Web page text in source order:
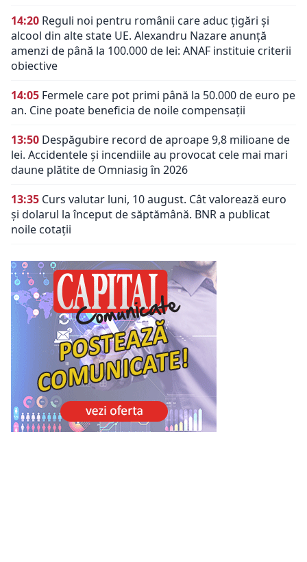
14:20 Reguli noi pentru românii care aduc țigări și
alcool din alte state UE. Alexandru Nazare anunță
amenzi de până la 100.000 de lei: ANAF instituie criterii
obiective
14:05 Fermele care pot primi până la 50.000 de euro pe
an. Cine poate beneficia de noile compensații
13:50 Despăgubire record de aproape 9,8 milioane de
lei. Accidentele și incendiile au provocat cele mai mari
daune plătite de Omniasig în 2026
13:35 Curs valutar luni, 10 august. Cât valorează euro
și dolarul la început de săptămână. BNR a publicat
noile cotații